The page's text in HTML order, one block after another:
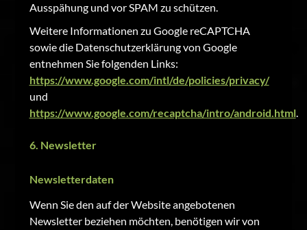
Ausspähung und vor SPAM zu schützen.
Weitere Informationen zu Google reCAPTCHA
sowie die Datenschutzerklärung von Google
entnehmen Sie folgenden Links:
https://www.google.com/intl/de/policies/privacy/
und
https://www.google.com/recaptcha/intro/android.html.
6. Newsletter
Newsletterdaten
Wenn Sie den auf der Website angebotenen
Newsletter beziehen möchten, benötigen wir von